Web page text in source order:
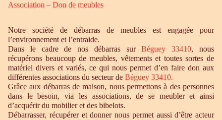
Association – Don de meubles
Notre société de débarras de meubles est engagée pour
l’environnement et l’entraide.
Dans le cadre de nos débarras surBéguey 33410, nous
récupérons beaucoup de meubles, vêtements et toutes sortes de
matériel divers et variés, ce qui nous permet d’en faire don aux
différentes associations du secteur de Béguey 33410.
Grâce aux débarras de maison, nous permettons à des personnes
dans le besoin, via les associations, de se meubler et ainsi
d’acquérir du mobilier et des bibelots.
Débarrasser, récupérer et donner nous permet aussi d’être acteur